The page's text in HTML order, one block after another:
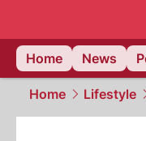
Home
News
Home Lifestyle